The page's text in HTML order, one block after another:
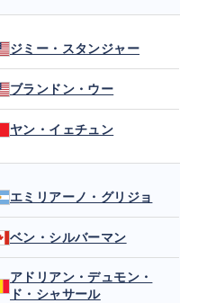
ジミー・スタンジャー
ブランドン・ウー
ヤン・イェチュン
エミリアーノ・グリジョ
ベン・シルバーマン
アドリアン・デュモン・
ド・シャサール